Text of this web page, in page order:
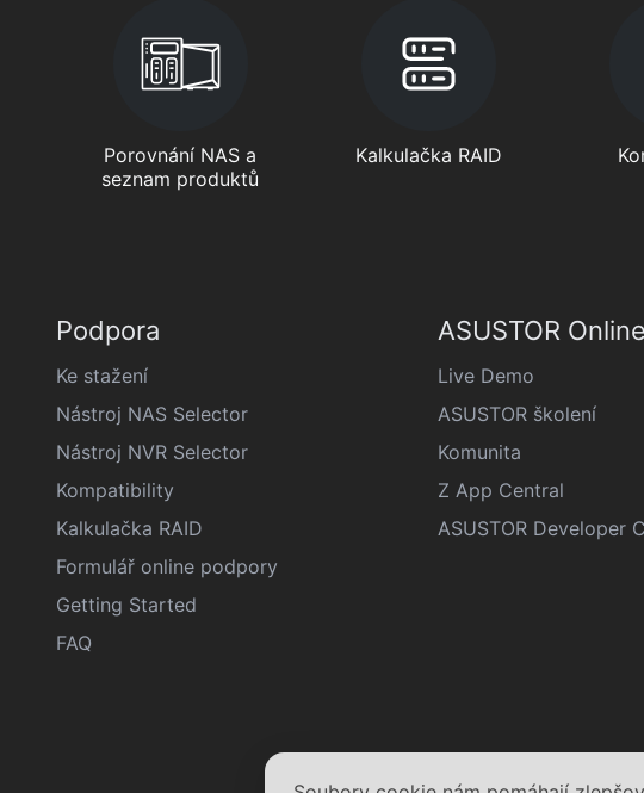
Porovnání NAS a
seznam produktů
Kalkulačka RAID
Podpora
Ke stažení
Nástroj NAS Selector
Nástroj NVR Selector
Kompatibility
Kalkulačka RAID
Formulář online podpory
Getting Started
FAQ
ASUSTOR Online
Live Demo
ASUSTOR školení
Komunita
Z App Central
ASUSTOR Developer